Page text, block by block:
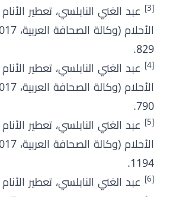
[3]
عبد الغني النابلسي، تعطير
829.
[4]
عبد الغني النابلسي، تعطير
790.
[5]
عبد الغني النابلسي، تعطير
1194.
[6]
عبد الغني النابلسي، تعطير